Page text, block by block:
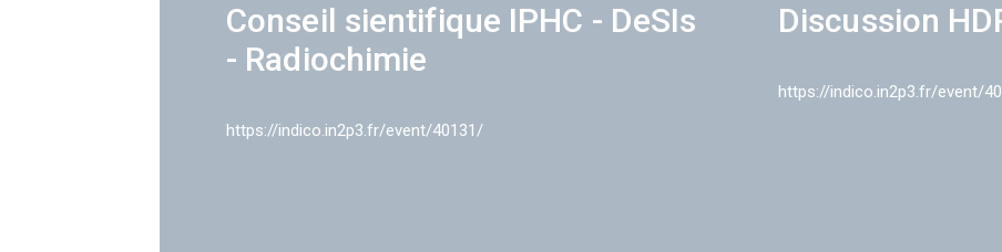
Conseil sientifique IPHC - DeSIs
- Radiochimie
https://indico.in2p3.fr/event/40131/
Discussion
https://indico.in2p3.fr/event/